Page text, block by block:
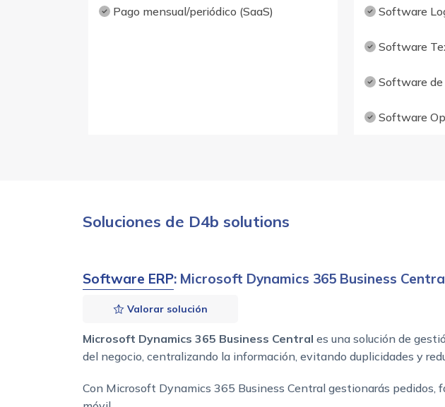
Pago mensual/periódico (SaaS) Software
Software
Software de
Software
Soluciones de D4b solutions
Software ERP: Microsoft Dynamics 365 Business
Valorar solución
Microsoft Dynamics 365 Business Central es una solución de
del negocio, centralizando la información, evitando duplicidades y
Con Microsoft Dynamics 365 Business Central gestionarás